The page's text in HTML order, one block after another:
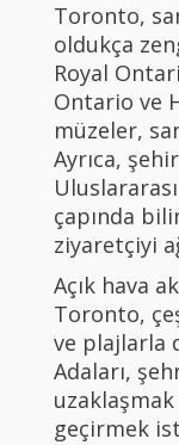
Toronto,
oldukça
Royal
Ontario ve
müzeler,
Ayrıca,
çapında
ziyaretçiyi
Açık hava
Toronto,
ve plajlarla
Adaları,
geçirmek